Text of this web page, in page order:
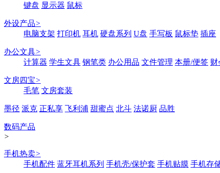
键盘 显示器 鼠标
外设产品>
电脑支架 打印机 耳机 硬盘系列 U盘 手写板 鼠标垫 插座
办公文具>
计算器 学生文具 钢笔类 办公用品 文件管理 本册/便签 财
文房四宝>
毛笔 文房套装
墨径 派克 正私享 飞利浦 甜蜜点 北斗 法诺厨 品胜
数码产品
>
手机热卖>
手机配件 蓝牙耳机系列 手机壳/保护套 手机贴膜 手机存